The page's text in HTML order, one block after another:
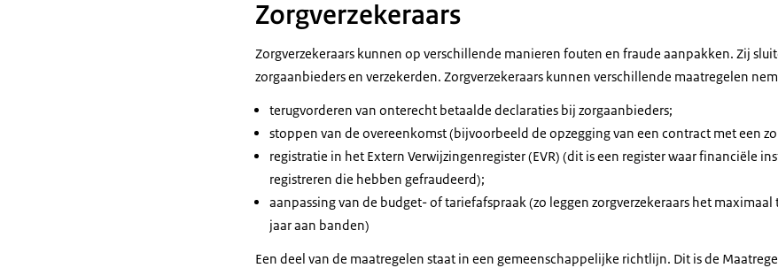
Zorgverzekeraars
Zorgverzekeraars kunnen op verschillende manieren fouten en fraude aanpakken. Zij
zorgaanbieders en verzekerden. Zorgverzekeraars kunnen verschillende maatregelen
terugvorderen van onterecht betaalde declaraties bij zorgaanbieders;
stoppen van de overeenkomst (bijvoorbeeld de opzegging van een contract met een
registratie in het Extern Verwijzingenregister (EVR) (dit is een register waar financiële
registreren die hebben gefraudeerd);
aanpassing van de budget- of tariefafspraak (zo leggen zorgverzekeraars het
jaar aan banden)
Een deel van de maatregelen staat in een gemeenschappelijke richtlijn. Dit is de